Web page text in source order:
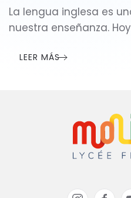
La lengua inglesa es
nuestra enseñanza.
LEER MÁS